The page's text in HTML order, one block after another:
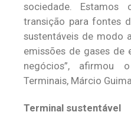
sociedade. Estamos
transição para fontes
sustentáveis de modo
emissões de gases
negócios”,
Terminais, Márcio
Terminal sustentável